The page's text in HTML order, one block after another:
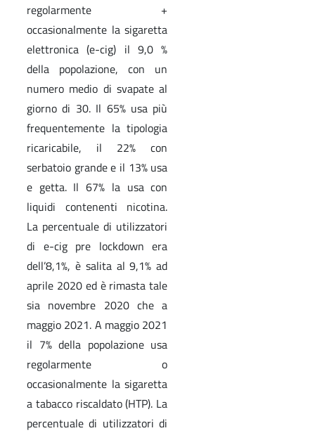
regolarmente +
occasionalmente la sigaretta
elettronica (e-cig) il 9,0 %
della popolazione, con un
numero medio di svapate al
giorno di 30. Il 65% usa più
frequentemente la tipologia
ricaricabile, il 22% con
serbatoio grande e il 13% usa
e getta. Il 67% la usa con
liquidi contenenti nicotina.
La percentuale di utilizzatori
di e-cig pre lockdown era
dell’8,1%, è salita al 9,1% ad
aprile 2020 ed è rimasta tale
sia novembre 2020 che a
maggio 2021. A maggio 2021
il 7% della popolazione usa
regolarmente o
occasionalmente la sigaretta
a tabacco riscaldato (HTP). La
percentuale di utilizzatori di